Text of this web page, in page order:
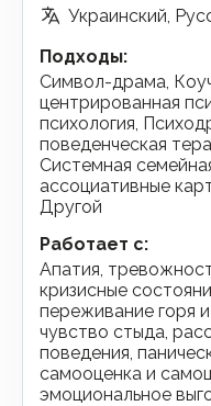
Украинский,
Подходы:
Символ-драма, Коучинг, Клиент-
центрированная
психология,
поведенческая
Системная
ассоциативные
Другой
Работает с:
апатия, тревожность, взаимоотношения,
кризисные
переживание горя и
чувство стыда,
поведения,
самооценка и
эмоциональное